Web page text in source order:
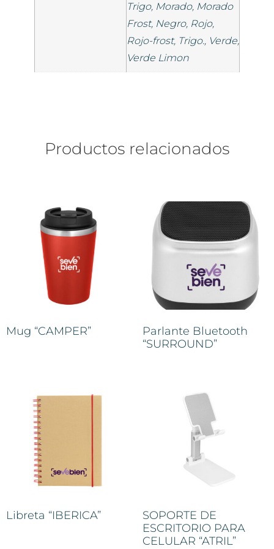
Trigo, Morado, Morado
Frost, Negro, Rojo,
Rojo-frost, Trigo., Verde,
Verde Limon
Productos relacionados
Mug “CAMPER”
Parlante Bluetooth
“SURROUND”
Libreta “IBERICA”
SOPORTE DE
ESCRITORIO PARA
CELULAR “ATRIL”